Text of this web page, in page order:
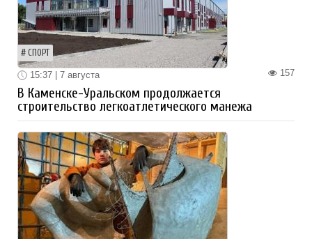
СПОРТ
157
15:37 | 7 августа
В Каменске-Уральском продолжается
строительство легкоатлетического манежа